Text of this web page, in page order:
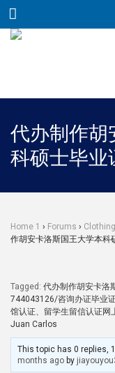
Menu
代办制作胡
科硕士毕业
Home 1 › Forums › Clothing
作胡安卡洛斯国王大学本
Tagged: 代办制作胡安卡洛
744043126/咨询办证毕业
馆认证、留学生留信认证
Juan Carlos
This topic has 0 replies,
months ago by